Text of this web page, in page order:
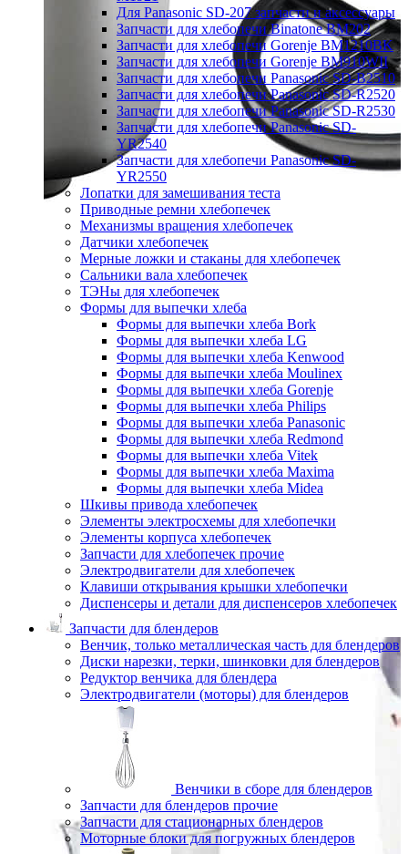
Для Panasonic SD-207 запчасти и аксессуары
Запчасти для хлебопечи Binatone BM202
Запчасти для хлебопечи Gorenje BM1210BK
Запчасти для хлебопечи Gorenje BM910WII
Запчасти для хлебопечи Panasonic SD-B2510
Запчасти для хлебопечи Panasonic SD-R2520
Запчасти для хлебопечи Panasonic SD-R2530
Запчасти для хлебопечи Panasonic SD-
YR2540
Запчасти для хлебопечи Panasonic SD-
YR2550
Лопатки для замешивания теста
Приводные ремни хлебопечек
Механизмы вращения хлебопечек
Датчики хлебопечек
Мерные ложки и стаканы для хлебопечек
Сальники вала хлебопечек
ТЭНы для хлебопечек
Формы для выпечки хлеба
Формы для выпечки хлеба Bork
Формы для выпечки хлеба LG
Формы для выпечки хлеба Kenwood
Формы для выпечки хлеба Moulinex
Формы для выпечки хлеба Gorenje
Формы для выпечки хлеба Philips
Формы для выпечки хлеба Panasonic
Формы для выпечки хлеба Redmond
Формы для выпечки хлеба Vitek
Формы для выпечки хлеба Maxima
Формы для выпечки хлеба Midea
Шкивы привода хлебопечек
Элементы электросхемы для хлебопечки
Элементы корпуса хлебопечек
Запчасти для хлебопечек прочие
Электродвигатели для хлебопечек
Клавиши открывания крышки хлебопечки
Диспенсеры и детали для диспенсеров хлебопечек
Запчасти для блендеров
Венчик, только металлическая часть для блендеров
Диски нарезки, терки, шинковки для блендеров
Редуктор венчика для блендера
Электродвигатели (моторы) для блендеров
Венчики в сборе для блендеров
Запчасти для блендеров прочие
Запчасти для стационарных блендеров
Моторные блоки для погружных блендеров